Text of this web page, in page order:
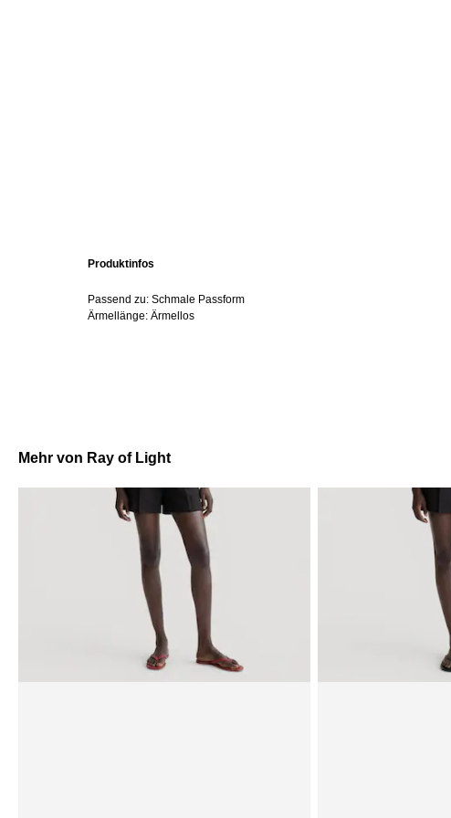
Produktinfos
Passend zu: Schmale Passform
Ärmellänge: Ärmellos
Mehr von Ray of Light